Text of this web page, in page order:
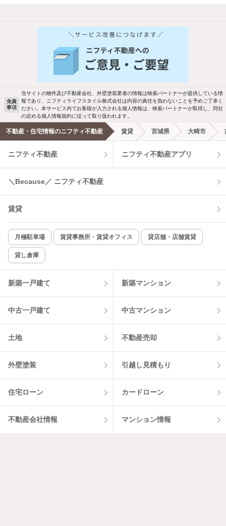
バス・トイレ別 2階以上
洗濯機置場あり 独立洗面台
エアコンあり 都市ガス
温水洗浄便座 オートロック
コンロ2口以上
新着のみ インターネット無料
該当件数:
3件
新着物件メール通知
ご希望の条件の物件が見つかり次第、メ
ールでお知らせします
新着メール通知を受け取る
免責
事項
当サイトの物件及び不動産会社、外壁塗装業者の情報は検索パートナーが提供している情
報であり、ニフティライフスタイル株式会社は内容の責任を負わないことを予めご了承く
ださい。本サービス内でお客様が入力される個人情報は、検索パートナーが取得し、同社
の定める個人情報規約に従って取り扱われます。
不動産・住宅情報のニフティ不動産 賃貸 宮城県 大崎市
ニフティ不動産 ニフティ不動産アプリ
＼Because／ ニフティ不動産
賃貸
月極駐車場 賃貸事務所・賃貸オフィス 貸店舗・店舗賃貸
貸し倉庫
新築一戸建て 新築マンション
中古一戸建て 中古マンション
土地 不動産売却
外壁塗装 引越し見積もり
住宅ローン カードローン
不動産会社情報 マンション情報